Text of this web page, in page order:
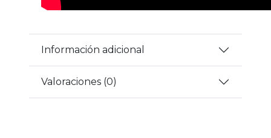
Información adicional
Valoraciones (0)